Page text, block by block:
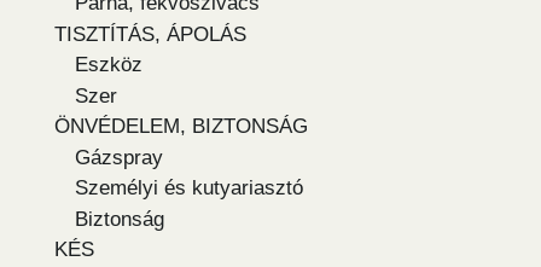
TISZTÍTÁS, ÁPOLÁS
Eszköz
Szer
ÖNVÉDELEM, BIZTONSÁG
Gázspray
Személyi és kutyariasztó
Biztonság
KÉS